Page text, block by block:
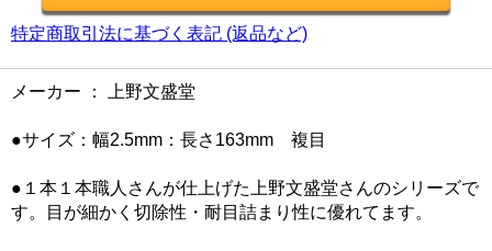
特定商取引法に基づく表記 (返品など)
メーカー ： 上野文盛堂
●サイズ：幅2.5mm：長さ163mm 複目
●１本１本職人さんが仕上げた上野文盛堂さんのシリーズで
す。目が細かく切除性・耐目詰まり性に優れてます。